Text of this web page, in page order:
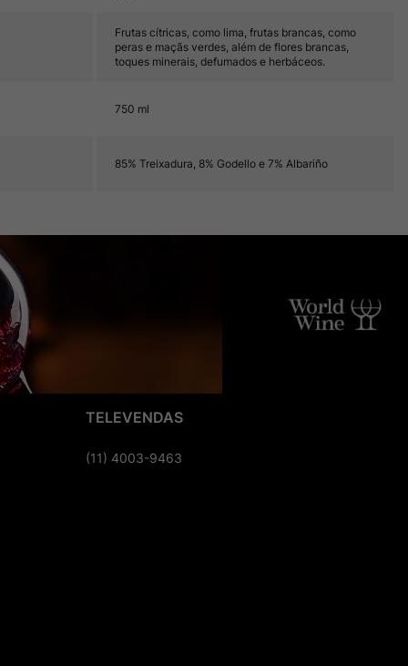
Frutas cítricas, como lima, frutas brancas, como
peras e maçãs verdes, além de flores brancas,
toques minerais, defumados e herbáceos.
750 ml
85% Treixadura, 8% Godello e 7% Albariño
TELEVENDAS
(11) 4003-9463